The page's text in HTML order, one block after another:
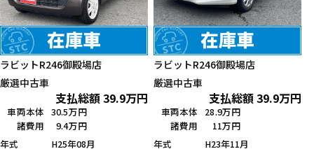
ラビットR246御殿場店
厳選中古車
支払総額39.9万円
車両本体 30.5万円
諸費用
9.4万円
年式
H25年08月
ラビットR246御殿場店
厳選中古車
支払総額39.9万円
車両本体
28.9万円
諸費用
11万円
年式
H23年11月